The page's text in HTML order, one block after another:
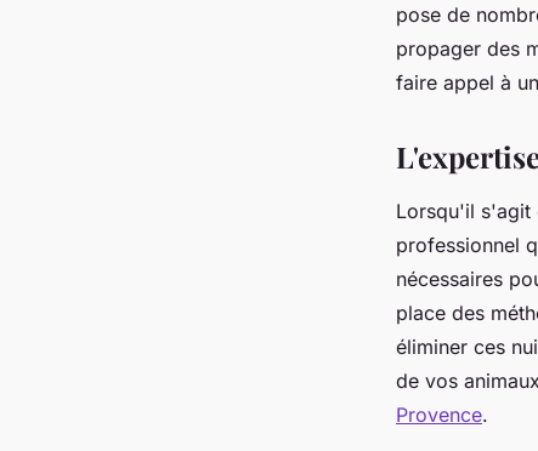
pose de
propager des
faire appel à
Lorsqu'il s'agit
professionnel
nécessaires
place des
éliminer ces
de vos
Provence.